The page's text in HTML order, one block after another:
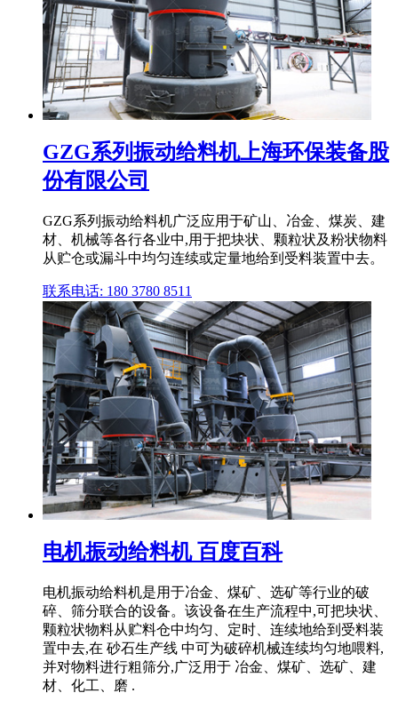
GZG系列振动给料机上海环保装备股
份有限公司
GZG系列振动给料机广泛应用于矿山、冶金、煤炭、建
材、机械等各行各业中,用于把块状、颗粒状及粉状物料
从贮仓或漏斗中均匀连续或定量地给到受料装置中去。
联系电话: 180 3780 8511
电机振动给料机 百度百科
电机振动给料机是用于冶金、煤矿、选矿等行业的破
碎、筛分联合的设备。该设备在生产流程中,可把块状、
颗粒状物料从贮料仓中均匀、定时、连续地给到受料装
置中去,在 砂石生产线 中可为破碎机械连续均匀地喂料,
并对物料进行粗筛分,广泛用于 冶金、煤矿、选矿、建
材、化工、磨 .